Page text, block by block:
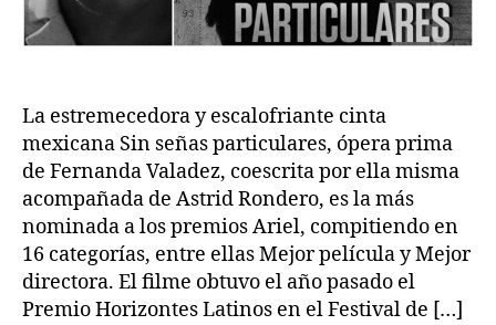
La estremecedora y escalofriante cinta
mexicana Sin señas particulares, ópera prima
de Fernanda Valadez, coescrita por ella misma
acompañada de Astrid Rondero, es la más
nominada a los premios Ariel, compitiendo en
16 categorías, entre ellas Mejor película y Mejor
directora. El filme obtuvo el año pasado el
Premio Horizontes Latinos en el Festival de […]